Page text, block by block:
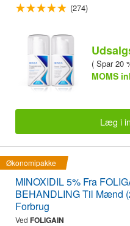
(274)
( Spar 20
MOMS
Læg i
Økonomipakke
MINOXIDIL 5% Fra
BEHANDLING Til Mænd
Forbrug
Ved FOLIGAIN